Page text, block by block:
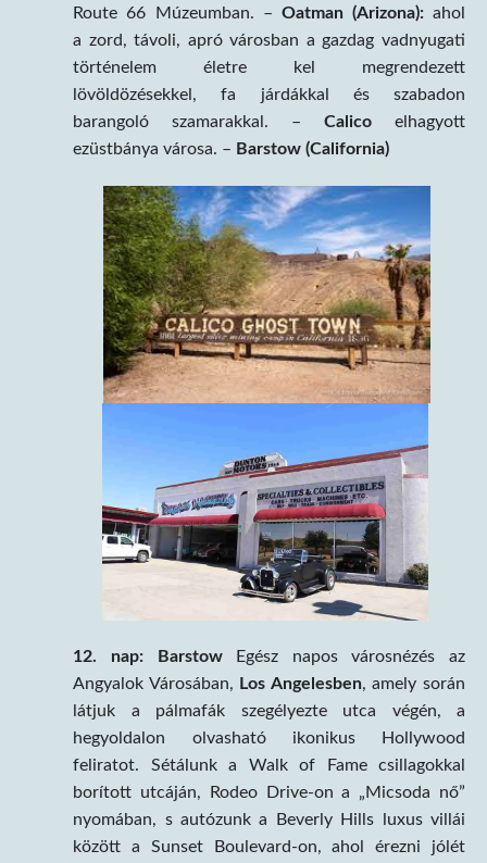
Route 66 Múzeumban. – Oatman (Arizona):ahol
a zord, távoli, apró városban a gazdag vadnyugati
történelem életre kel megrendezett
lövöldözésekkel, fa járdákkal és szabadon
barangoló szamarakkal. –Calicoelhagyott
ezüstbánya városa. – Barstow (California)
12. nap: BarstowEgész napos városnézés az
Angyalok Városában, Los Angelesben, amely során
látjuk a pálmafák szegélyezte utca végén, a
hegyoldalon olvasható ikonikus Hollywood
feliratot. Sétálunk a Walk of Fame csillagokkal
borított utcáján, Rodeo Drive-on a „Micsoda nő”
nyomában, s autózunk a Beverly Hills luxus villái
között a Sunset Boulevard-on, ahol érezni jólét